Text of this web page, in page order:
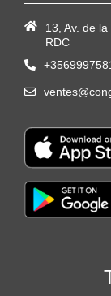
13, Av. de
RDC